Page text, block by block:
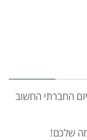
החברתי החשוב
שלכם!